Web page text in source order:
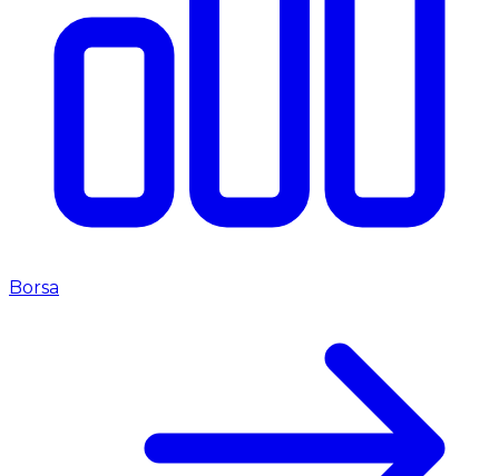
Borsa